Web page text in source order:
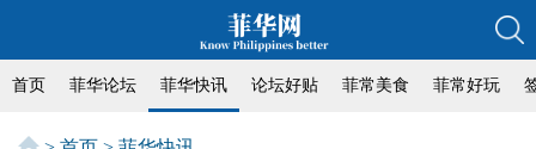
首页 菲华论坛 菲华快讯 论坛好贴 菲常美食 菲常好玩